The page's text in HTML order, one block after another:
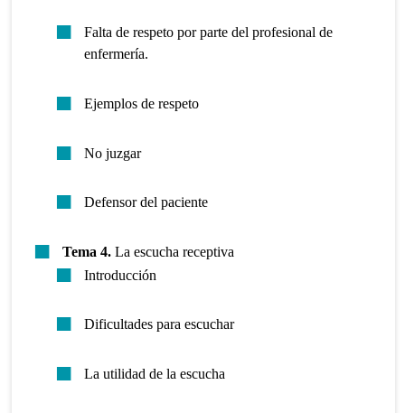
Falta de respeto por parte del profesional de
enfermería.
Ejemplos de respeto
No juzgar
Defensor del paciente
Tema 4. La escucha receptiva
Introducción
Dificultades para escuchar
La utilidad de la escucha